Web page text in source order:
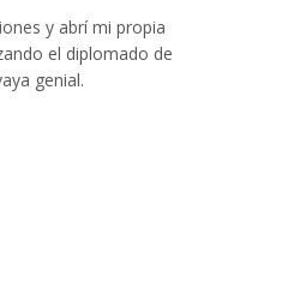
y abrí mi propia
el diplomado de
genial.